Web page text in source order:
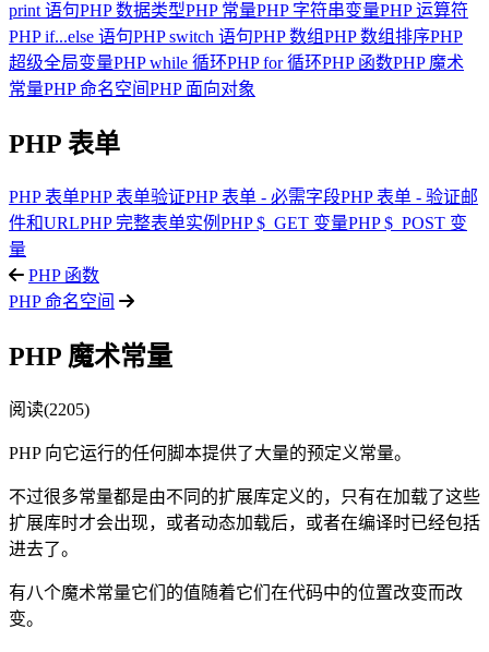
print 语句PHP 数据类型PHP 常量PHP 字符串变量PHP 运算符
PHP if...else 语句PHP switch 语句PHP 数组PHP 数组排序PHP
超级全局变量PHP while 循环PHP for 循环PHP 函数PHP 魔术
常量PHP 命名空间PHP 面向对象
PHP 表单
PHP 表单PHP 表单验证PHP 表单 - 必需字段PHP 表单 - 验证邮
件和URLPHP 完整表单实例 PHP $_GET 变量PHP $_POST 变
量
PHP 函数
PHP 命名空间
PHP 魔术常量
阅读(2205)
PHP 向它运行的任何脚本提供了大量的预定义常量。
不过很多常量都是由不同的扩展库定义的，只有在加载了这些
扩展库时才会出现，或者动态加载后，或者在编译时已经包括
进去了。
有八个魔术常量它们的值随着它们在代码中的位置改变而改
变。